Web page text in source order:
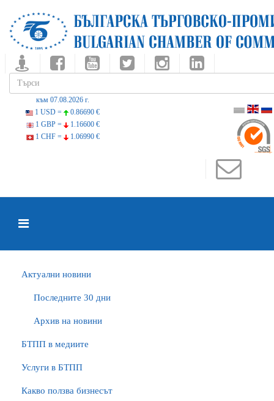
към 07.08.2026 г.
1 USD =
0.86690 €
1 GBP =
1.16600 €
1 CHF =
1.06990 €
Актуални новини
Последните 30 дни
Архив на новини
БTПП в медиите
Услуги в БТПП
Какво ползва бизнесът